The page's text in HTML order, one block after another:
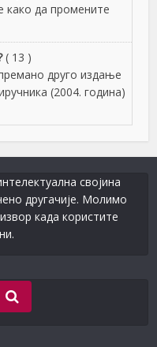
како да промените
( 13 )
друго издање
(2004. година)
својина
другачије. Молимо
када користите